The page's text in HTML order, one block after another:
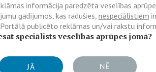
informācija paredzēta veselības
gadījumos, kas radušies, nespeciālistiem
publicēto reklāmas un/vai rakstu
speciālists veselības aprūpes jomā?
JĀ NĒ